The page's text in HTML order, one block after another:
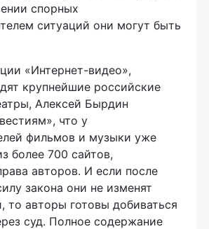
спорных
ситуаций они могут быть
«Интернет-видео»,
крупнейшие российские
Алексей Бырдин
что у
фильмов и музыки уже
более 700 сайтов,
авторов. И если после
закона они не изменят
то авторы готовы добиваться
суд. Полное содержание